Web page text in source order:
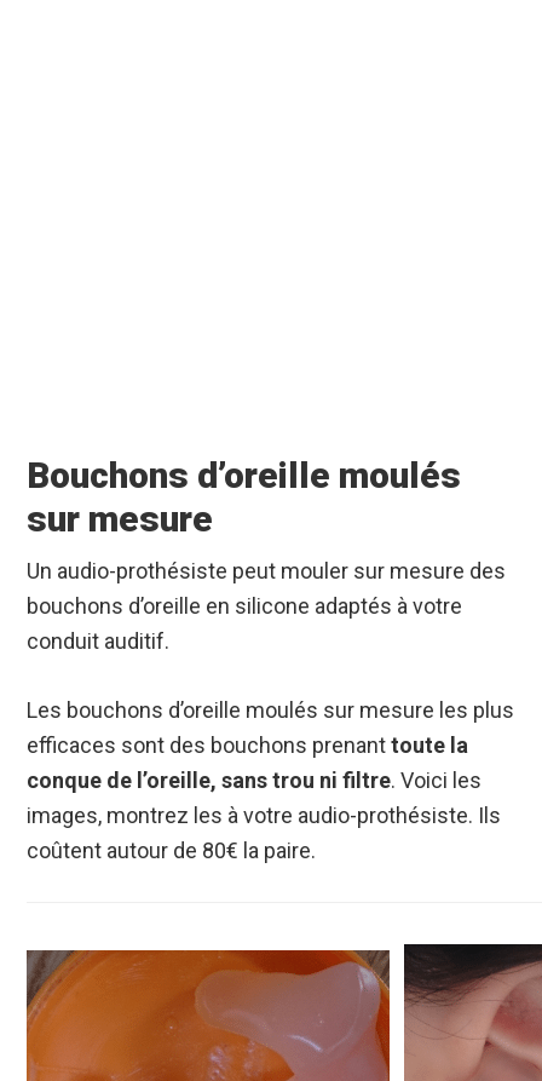
Bouchons d’oreille moulés
sur mesure
Un audio-prothésiste peut mouler sur mesure des
bouchons d’oreille en silicone adaptés à votre
conduit auditif.
Les bouchons d’oreille moulés sur mesure les plus
efficaces sont des bouchons prenanttoute la
conque de l’oreille, sans trou ni filtre. Voici les
images, montrez les à votre audio-prothésiste. Ils
coûtent autour de 80€ la paire.